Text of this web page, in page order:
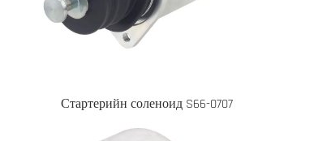
Стартерийн соленоид S66-0707